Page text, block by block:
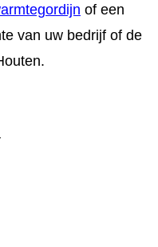
of een
van uw bedrijf of de